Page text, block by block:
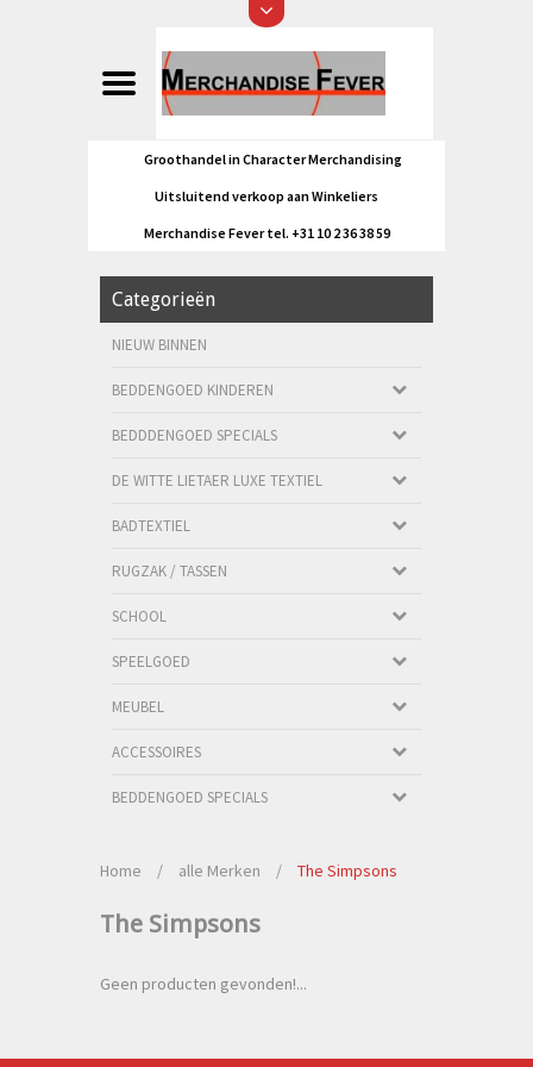
Groothandel in Character Merchandising
Uitsluitend verkoop aan Winkeliers
Merchandise Fever tel. +31 10 2 36 38 59
Categorieën
NIEUW BINNEN
BEDDENGOED KINDEREN
BEDDDENGOED SPECIALS
DE WITTE LIETAER LUXE TEXTIEL
BADTEXTIEL
RUGZAK / TASSEN
SCHOOL
SPEELGOED
MEUBEL
ACCESSOIRES
BEDDENGOED SPECIALS
Home / alle Merken / The Simpsons
The Simpsons
Geen producten gevonden!...